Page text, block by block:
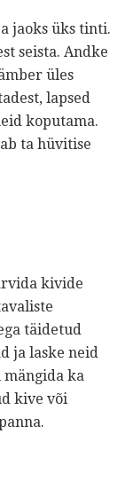
jaoks üks tinti.
seista. Andke
üles
lapsed
koputama.
ta hüvitise
kivide
täidetud
ja laske neid
mängida ka
kive või